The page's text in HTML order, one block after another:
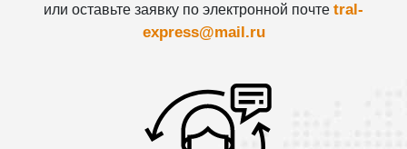
или оставьте заявку по электронной почте tral-
express@mail.ru